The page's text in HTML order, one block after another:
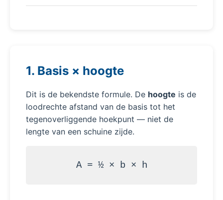
1. Basis × hoogte
Dit is de bekendste formule. De hoogte is de
loodrechte afstand van de basis tot het
tegenoverliggende hoekpunt — niet de
lengte van een schuine zijde.
A = ½ × b × h